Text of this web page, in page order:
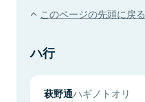
このページの先頭に戻る
ハ行
萩野通ハギノトオリ